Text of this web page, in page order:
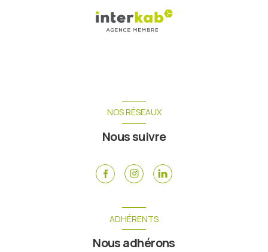
NOS RÉSEAUX
Nous suivre
ADHÉRENTS
Nous adhérons